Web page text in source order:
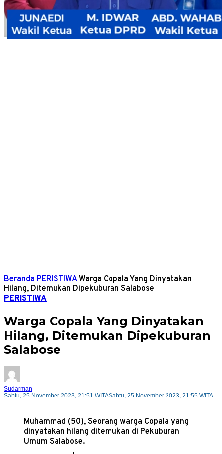
Beranda PERISTIWA Warga Copala Yang Dinyatakan
Hilang, Ditemukan Dipekuburan Salabose
PERISTIWA
Warga Copala Yang Dinyatakan
Hilang, Ditemukan Dipekuburan
Salabose
Sudarman
Sabtu, 25 November 2023, 21:51 WITASabtu, 25 November 2023, 21:55 WITA
Muhammad (50), Seorang warga Copala yang
dinyatakan hilang ditemukan di Pekuburan
Umum Salabose.